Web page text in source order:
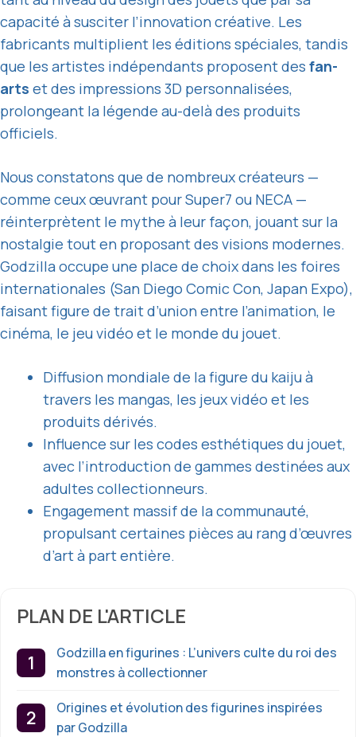
capacité à susciter l’innovation créative. Les
fabricants multiplient les éditions spéciales, tandis
que les artistes indépendants proposent des fan-
arts et des impressions 3D personnalisées,
prolongeant la légende au-delà des produits
officiels.
Nous constatons que de nombreux créateurs —
comme ceux œuvrant pour Super7 ou NECA —
réinterprètent le mythe à leur façon, jouant sur la
nostalgie tout en proposant des visions modernes.
Godzilla occupe une place de choix dans les foires
internationales (San Diego Comic Con, Japan Expo),
faisant figure de trait d’union entre l’animation, le
cinéma, le jeu vidéo et le monde du jouet.
Diffusion mondiale de la figure du kaiju à
travers les mangas, les jeux vidéo et les
produits dérivés.
Influence sur les codes esthétiques du jouet,
avec l’introduction de gammes destinées aux
adultes collectionneurs.
Engagement massif de la communauté,
propulsant certaines pièces au rang d’œuvres
d’art à part entière.
PLAN DE L'ARTICLE
Godzilla en figurines : L’univers culte du roi des
monstres à collectionner
Origines et évolution des figurines inspirées
par Godzilla